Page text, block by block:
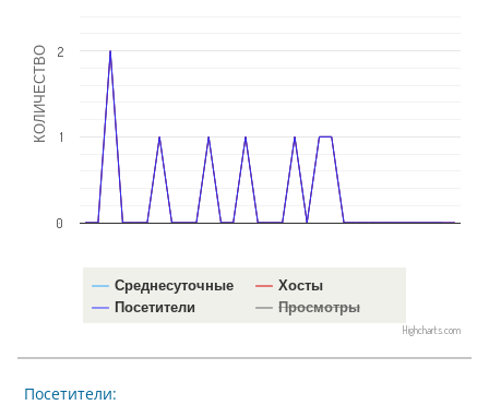
КОЛИЧЕСТВО
Среднесуточные
Хосты
Посетители
Просмотры
0
1
2
Highcharts.com
Посетители: